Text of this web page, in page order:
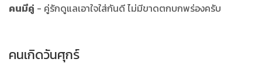
คนมีคู่ - คู่รักดูแลเอาใจใส่กันดี ไม่มีขาดตกบกพร่องครับ
คนเกิดวันศุกร์